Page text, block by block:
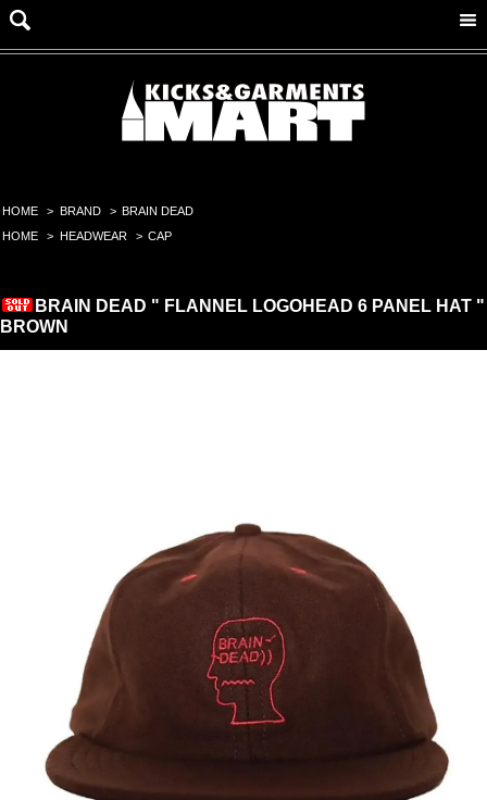
HOME > BRAND > BRAIN DEAD
HOME
> HEADWEAR > CAP
BRAIN DEAD " FLANNEL LOGOHEAD 6 PANEL HAT "
BROWN